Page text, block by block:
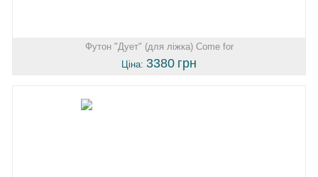
Футон "Дует" (для ліжка) Come for
Ціна: 3380 грн